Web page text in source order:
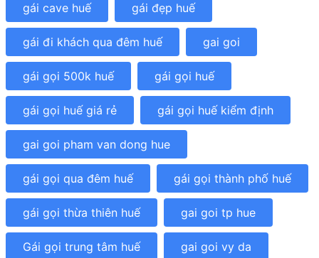
gái cave huế gái đẹp huế
gái đi khách qua đêm huế gai goi
gái gọi 500k huế gái gọi huế
gái gọi huế giá rẻ gái gọi huế kiểm định
gai goi pham van dong hue
gái gọi qua đêm huế gái gọi thành phố huế
gái gọi thừa thiên huế gai goi tp hue
Gái gọi trung tâm huế gai goi vy da